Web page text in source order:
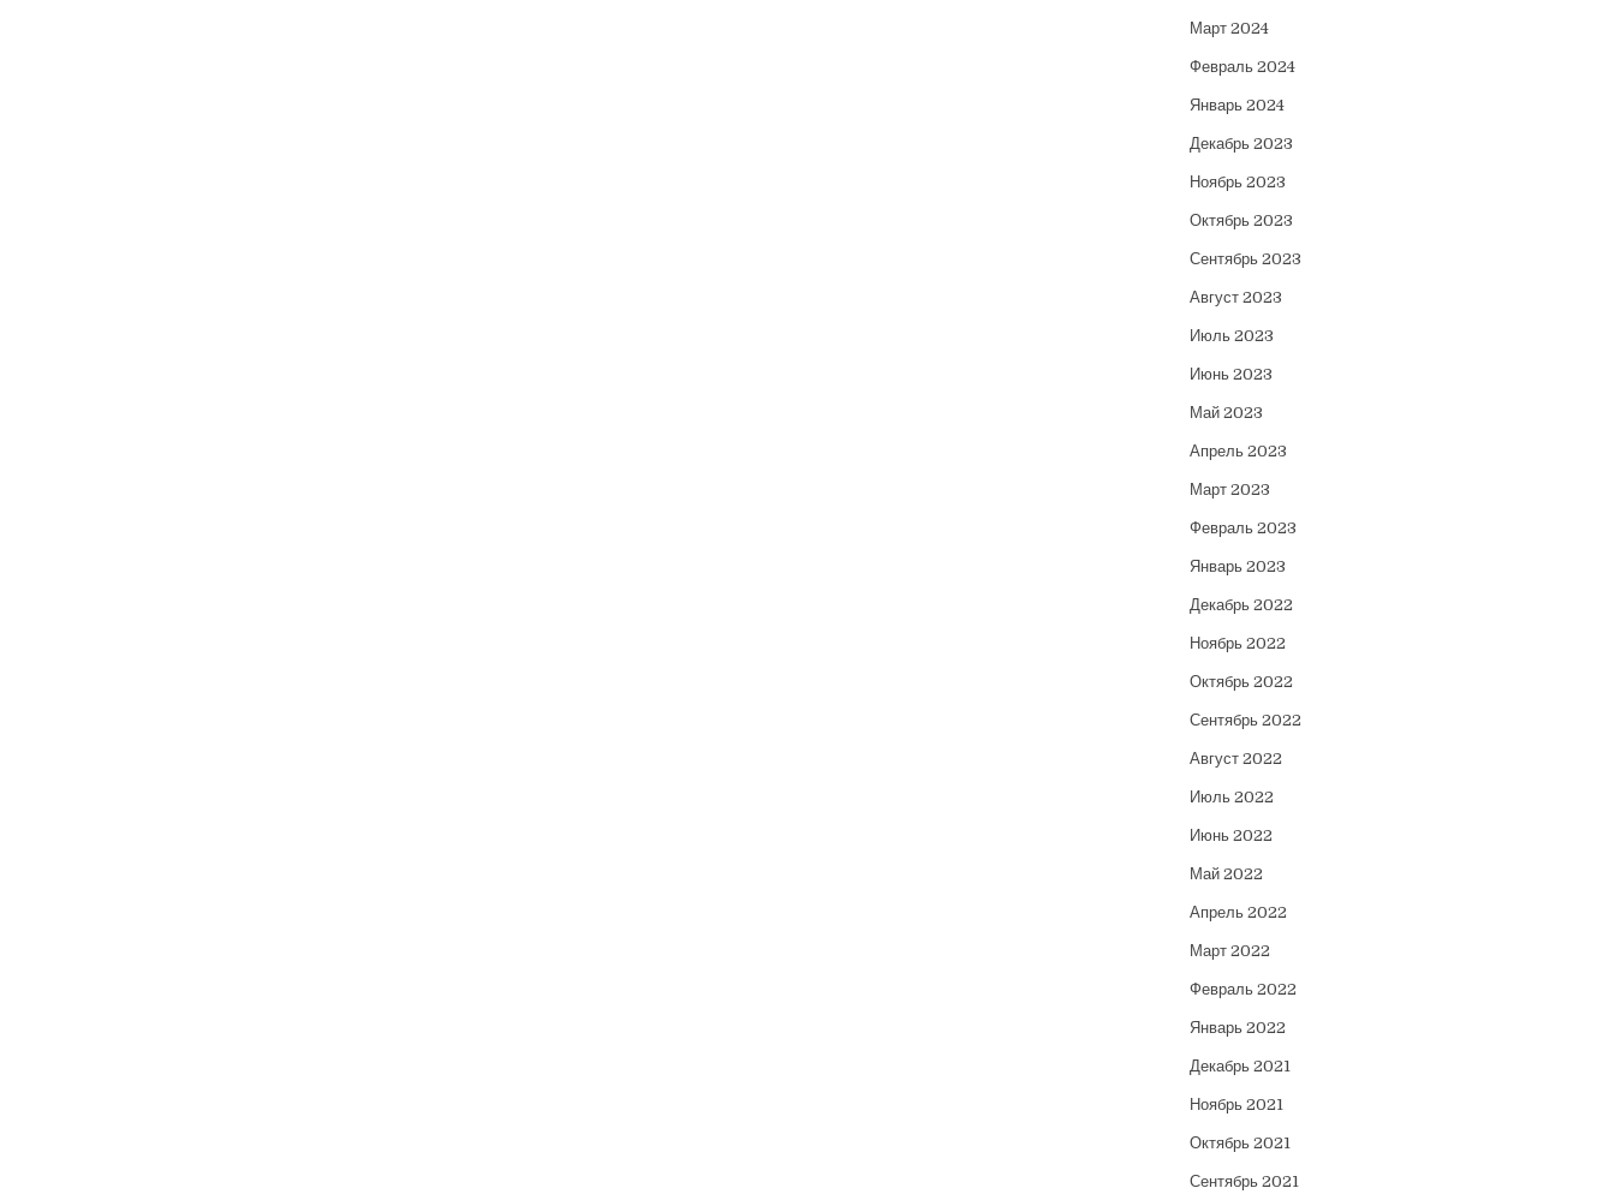
Март 2024
Февраль 2024
Январь 2024
Декабрь 2023
Ноябрь 2023
Октябрь 2023
Сентябрь 2023
Август 2023
Июль 2023
Июнь 2023
Май 2023
Апрель 2023
Март 2023
Февраль 2023
Январь 2023
Декабрь 2022
Ноябрь 2022
Октябрь 2022
Сентябрь 2022
Август 2022
Июль 2022
Июнь 2022
Май 2022
Апрель 2022
Март 2022
Февраль 2022
Январь 2022
Декабрь 2021
Ноябрь 2021
Октябрь 2021
Сентябрь 2021